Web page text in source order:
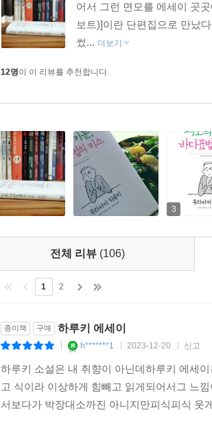
어서 그런 면모를 에세이 곳
보트)]이란 단편집으로 만났
썼... 더보기
12명이 이 리뷰를 추천합니다.
3
전체 리뷰 (106)
1 2
종이책 구매 하루키 에세이
h*******1 2023-12-20 신고
하루키 소설은 내 취향이 아닌데하루키 에세
고 식이라 이상하게 힘빼고 읽게되어서그 느
서보다가 박장대소까진 아니지만피식피식